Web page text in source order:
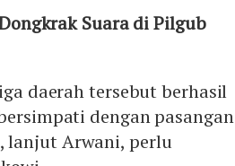
Suara di Pilgub
daerah tersebut berhasil
dengan pasangan
lanjut Arwani, perlu